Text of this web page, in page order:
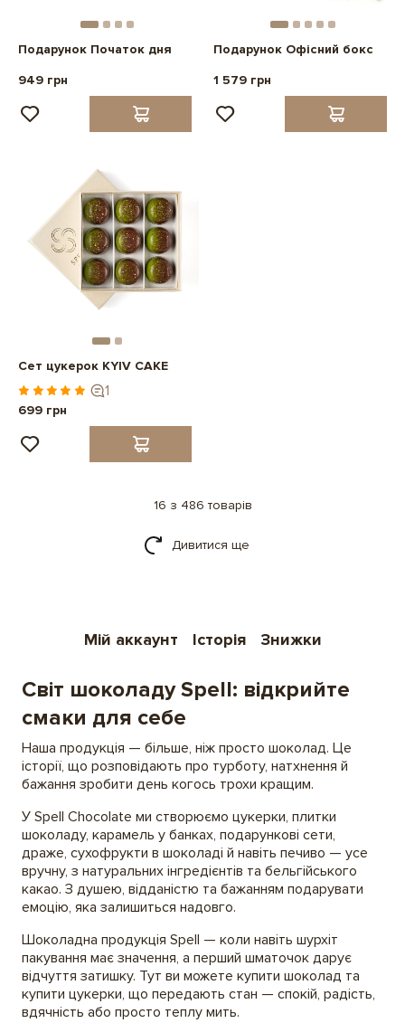
Подарунок Початок дня
949 грн
Подарунок Офісний бокс
1 579 грн
Сет цукерок KYIV CAKE
1
699 грн
16 з 486 товарів
Дивитися ще
Мій аккаунт Історія Знижки
Світ шоколаду Spell: відкрийте
смаки для себе
Наша продукція — більше, ніж просто шоколад. Це
історії, що розповідають про турботу, натхнення й
бажання зробити день когось трохи кращим.
У Spell Chocolate ми створюємо цукерки, плитки
шоколаду, карамель у банках, подарункові сети,
драже, сухофрукти в шоколаді й навіть печиво — усе
вручну, з натуральних інгредієнтів та бельгійського
какао. З душею, відданістю та бажанням подарувати
емоцію, яка залишиться надовго.
Шоколадна продукція Spell — коли навіть шурхіт
пакування має значення, а перший шматочок дарує
відчуття затишку. Тут ви можете купити шоколад та
купити цукерки, що передають стан — спокій, радість,
вдячність або просто теплу мить.